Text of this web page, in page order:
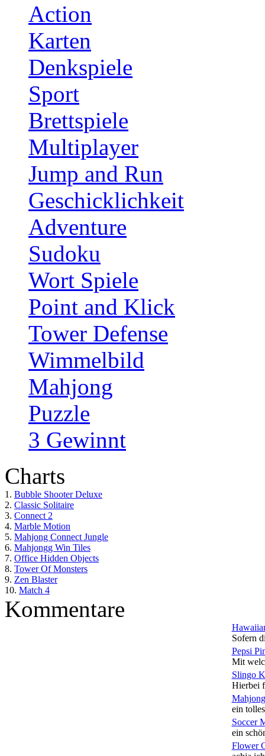
Action
Karten
Denkspiele
Sport
Brettspiele
Multiplayer
Jump and Run
Geschicklichkeit
Adventure
Sudoku
Wort Spiele
Point and Klick
Tower Defense
Wimmelbild
Mahjong
Puzzle
3 Gewinnt
Charts
1. Bubble Shooter Deluxe
2. Classic Solitaire
3. Connect 2
4. Marble Motion
5. Mahjong Connect Jungle
6. Mahjongg Win Tiles
7. Office Hidden Objects
8. Tower Of Monsters
9. Zen Blaster
10. Match 4
Kommentare
Sofern
Pepsi
Mit
Slingo
Hierbei
ein
Soccer
ein
Flower